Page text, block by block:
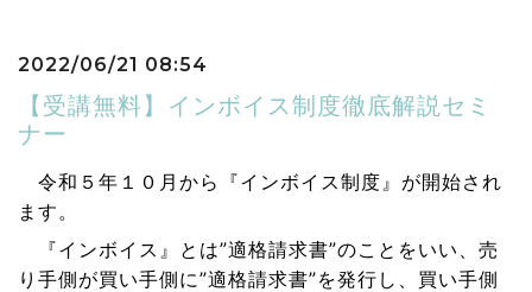
2022/06/21 08:54
【受講無料】インボイス制度徹底解説セミ
ナー
令和５年１０月から『インボイス制度』が開始され
ます。
『インボイス』とは”適格請求書”のことをいい、売
り手側が買い手側に”適格請求書”を発行し、買い手側